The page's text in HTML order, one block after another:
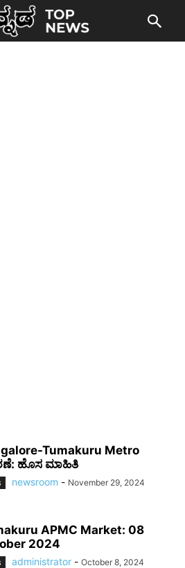
Tumakuru Metro
ಹೊಸ ಮಾಹಿತಿ
newsroom - November 29, 2024
APMC Market: 08
2024
administrator - October 8, 2024